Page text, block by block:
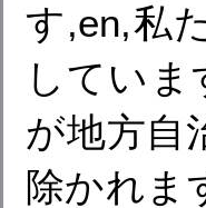
す,en,私
してい
が地方自
除かれま